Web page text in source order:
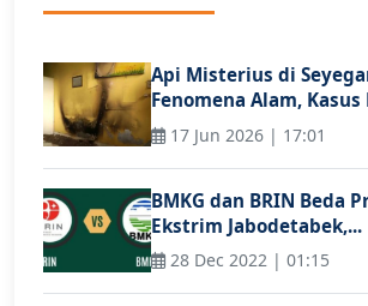
Api Misterius di
Fenomena Alam, Kasus
17 Jun 2026 | 17:01
BMKG dan BRIN Beda
Ekstrim Jabodetabek,...
28 Dec 2022 | 01:15